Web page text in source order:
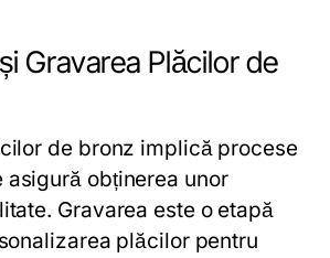
Gravarea Plăcilor de
de bronz implică procese
asigură obținerea unor
Gravarea este o etapă
plăcilor pentru